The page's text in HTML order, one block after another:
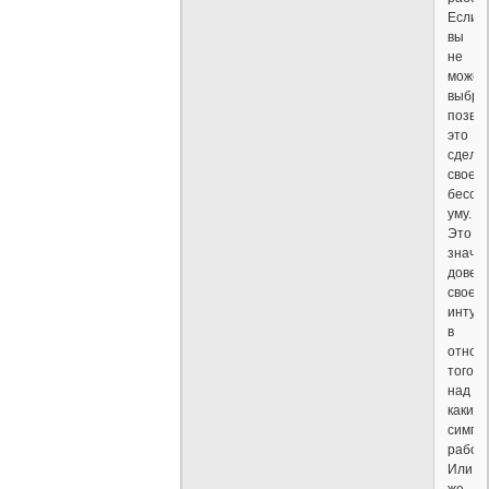
Если
вы
не
это
уму.
Это
свое
в
того,
над
каким
Или